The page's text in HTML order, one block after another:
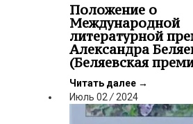
Положение о
Международной
литературной
Александра
(Беляевская
Читать далее →
Июль 02 / 2024